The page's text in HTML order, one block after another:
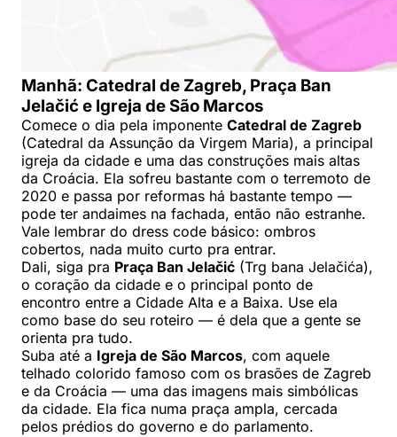
Manhã: Catedral de Zagreb, Praça Ban
Jelačić e Igreja de São Marcos
Comece o dia pela imponente Catedral de Zagreb
(Catedral da Assunção da Virgem Maria), a principal
igreja da cidade e uma das construções mais altas
da Croácia. Ela sofreu bastante com o terremoto de
2020 e passa por reformas há bastante tempo —
pode ter andaimes na fachada, então não estranhe.
Vale lembrar do dress code básico: ombros
cobertos, nada muito curto pra entrar.
Dali, siga pra Praça Ban Jelačić (Trg bana Jelačića),
o coração da cidade e o principal ponto de
encontro entre a Cidade Alta e a Baixa. Use ela
como base do seu roteiro — é dela que a gente se
orienta pra tudo.
Suba até a Igreja de São Marcos, com aquele
telhado colorido famoso com os brasões de Zagreb
e da Croácia — uma das imagens mais simbólicas
da cidade. Ela fica numa praça ampla, cercada
pelos prédios do governo e do parlamento.